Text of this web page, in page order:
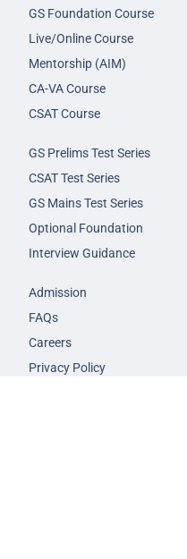
GS Foundation Course
Live/Online Course
Mentorship (AIM)
CA-VA Course
CSAT Course
GS Prelims Test Series
CSAT Test Series
GS Mains Test Series
Optional Foundation
Interview Guidance
Admission
FAQs
Careers
Privacy Policy